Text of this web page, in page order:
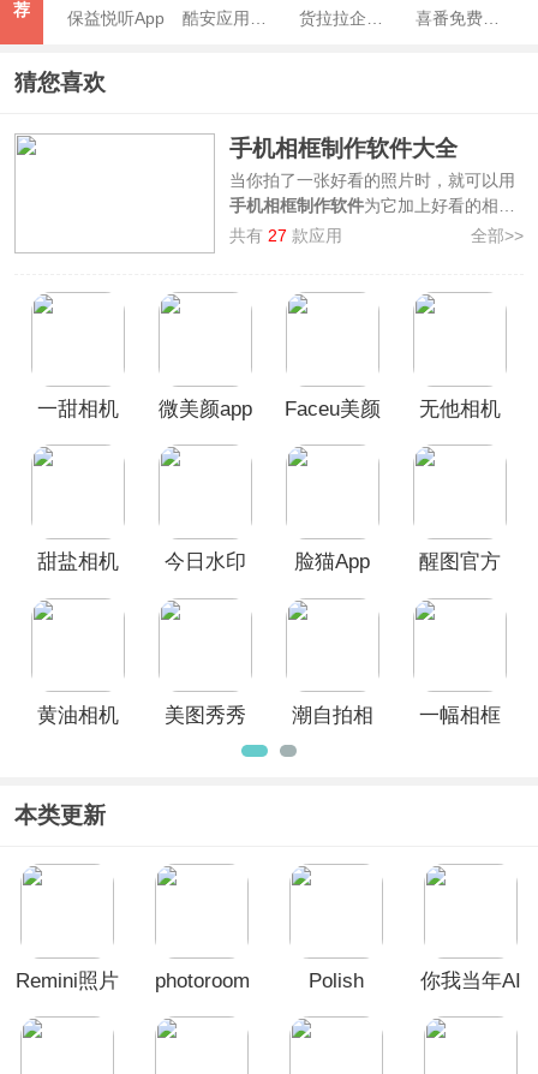
荐 保益悦听App 酷安应用商店app 货拉拉企业版App 喜番免费短剧APP
猜您喜欢
手机相框制作软件大全
当你拍了一张好看的照片时，就可以用
手机相框制作软件为它加上好看的相
框，你可以选择纯色、艺术纹理、创意
加文字和贴纸，完成之后照片就会变得
件大全
，包含了一幅相框、醒图、黄油
相机、美图秀秀等软件，帮你快速提升
站免费下载！
共有27 款应用 全部>>
一甜相机
微美颜app
Faceu美颜
无他相机
甜盐相机
今日水印
脸猫App
醒图官方
黄油相机
美图秀秀
潮自拍相
一幅相框
本类更新
Remini照片
photoroom
Polish
你我当年AI